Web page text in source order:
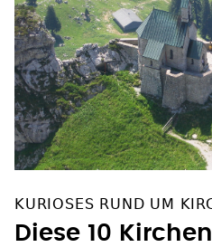
KURIOSES RUND UM
Diese 10